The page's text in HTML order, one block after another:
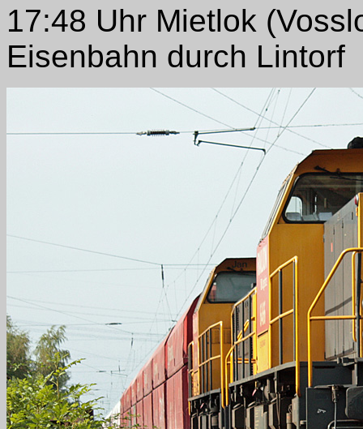
17:48 Uhr Mietlok
Eisenbahn durch Lintorf